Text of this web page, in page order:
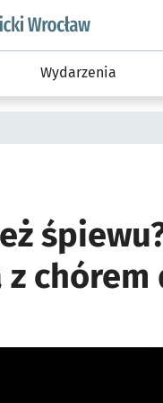
podserwis:
Wydarzenia
chórem